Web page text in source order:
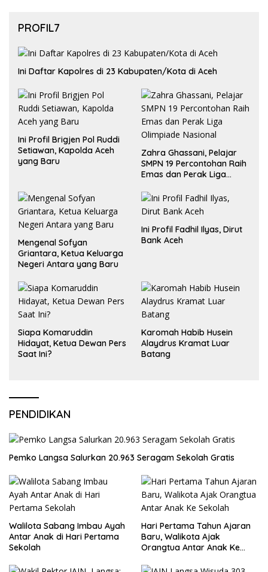
PROFIL7
Ini Daftar Kapolres di 23 Kabupaten/Kota di Aceh
Ini Profil Brigjen Pol Ruddi
Setiawan, Kapolda Aceh
yang Baru
Zahra Ghassani, Pelajar
SMPN 19 Percontohan Raih
Emas dan Perak Liga
Mengenal Sofyan
Griantara, Ketua Keluarga
Negeri Antara yang Baru
Ini Profil Fadhil Ilyas, Dirut
Bank Aceh
Siapa Komaruddin
Hidayat, Ketua Dewan Pers
Saat Ini?
Karomah Habib Husein
Alaydrus Kramat Luar
Batang
PENDIDIKAN
Pemko Langsa Salurkan 20.963 Seragam Sekolah Gratis
Walilota Sabang Imbau Ayah
Antar Anak di Hari Pertama
Sekolah
Hari Pertama Tahun Ajaran
Baru, Walikota Ajak
Orangtua Antar Anak Ke